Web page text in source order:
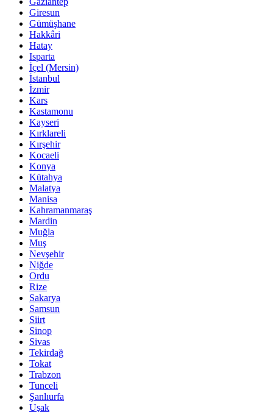
Giresun
Gümüşhane
Hakkâri
Hatay
Isparta
İçel (Mersin)
İstanbul
İzmir
Kars
Kastamonu
Kayseri
Kırklareli
Kırşehir
Kocaeli
Konya
Kütahya
Malatya
Manisa
Kahramanmaraş
Mardin
Muğla
Muş
Nevşehir
Niğde
Ordu
Rize
Sakarya
Samsun
Siirt
Sinop
Sivas
Tekirdağ
Tokat
Trabzon
Tunceli
Şanlıurfa
Uşak